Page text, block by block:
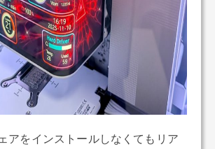
アをインストールしなくてもリア